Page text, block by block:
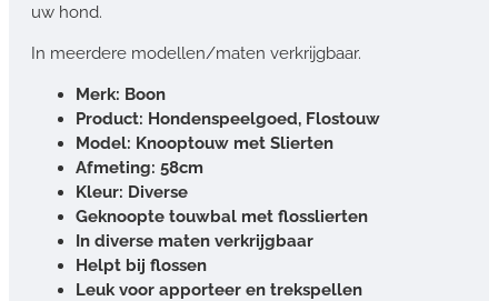
uw hond.
In meerdere modellen/maten verkrijgbaar.
Merk: Boon
Product: Hondenspeelgoed, Flostouw
Model: Knooptouw met Slierten
Afmeting: 58cm
Kleur: Diverse
Geknoopte touwbal met flosslierten
In diverse maten verkrijgbaar
Helpt bij flossen
Leuk voor apporteer en trekspellen